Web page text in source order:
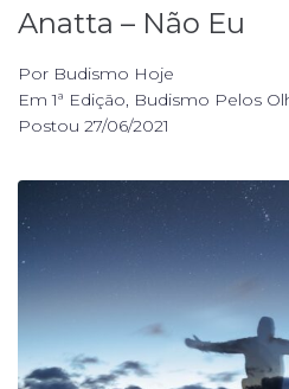
Anatta – Não Eu
Por Budismo Hoje
Em1ª Edição, Budismo Pelos
Postou 27/06/2021